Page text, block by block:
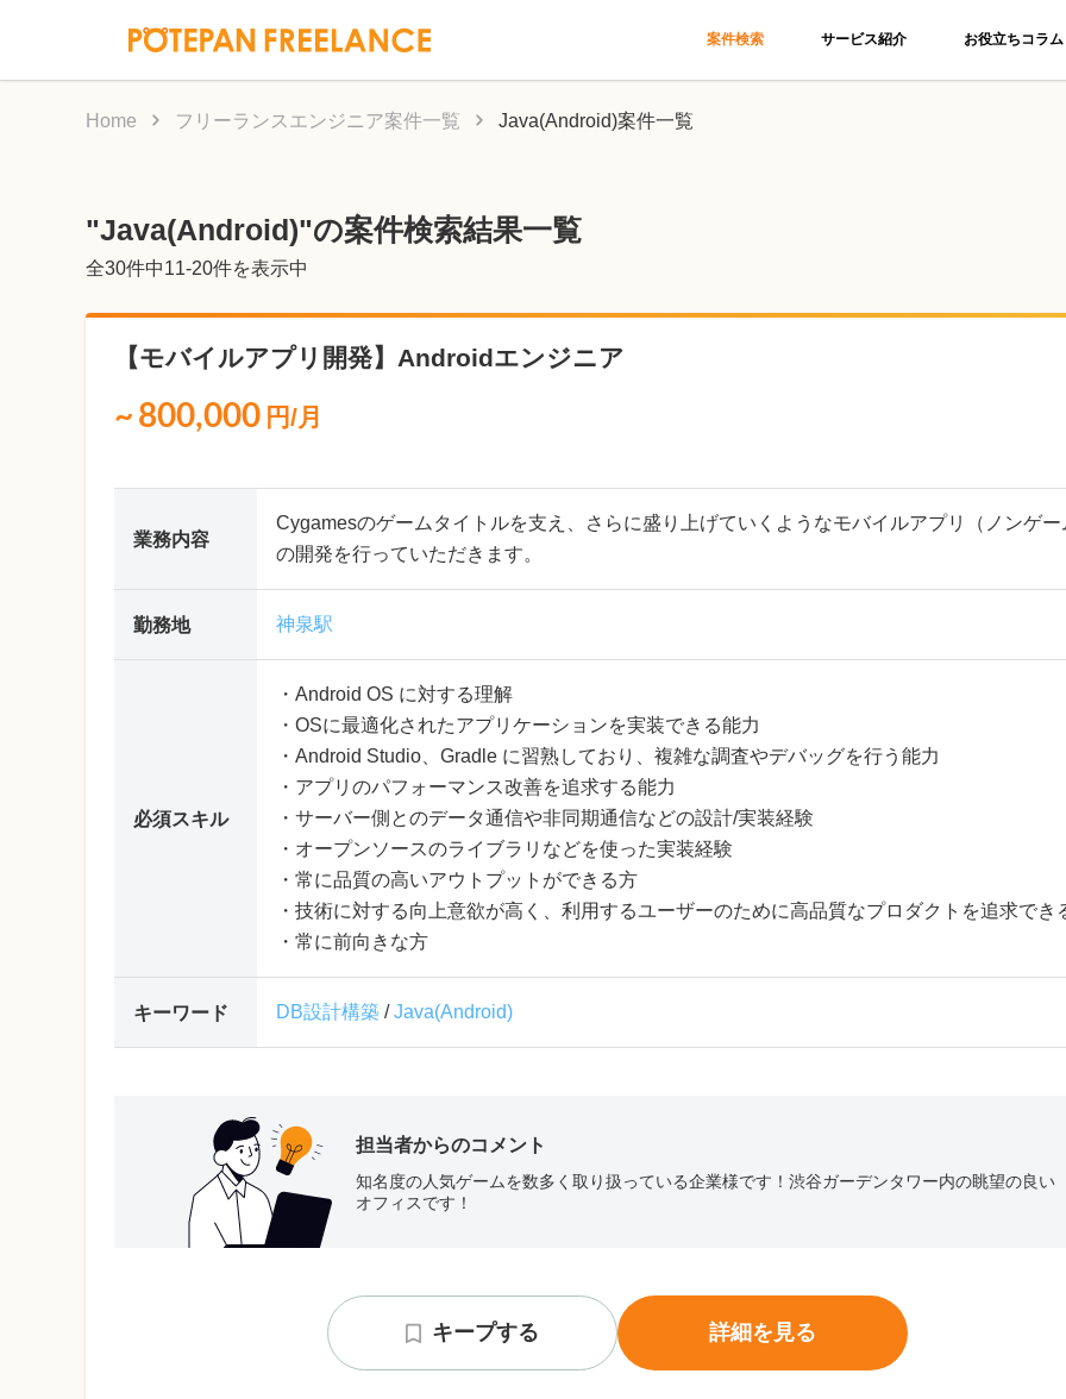
案件検索 サービス紹介 お役立ちコラム
Home フリーランスエンジニア案件一覧 Java(Android)案件一覧
"Java(Android)"の案件検索結果一覧
全30件中11-20件を表示中
【モバイルアプリ開発】Androidエンジニア
~ 800,000 円/月
業務内容
Cygamesのゲームタイトルを支え、さらに盛り上げていくようなモバイルアプリ（ノンゲー
の開発を行っていただきます。
勤務地 神泉駅
必須スキル
・Android OS に対する理解
・OSに最適化されたアプリケーションを実装できる能力
・Android Studio、Gradle に習熟しており、複雑な調査やデバッグを行う能力
・アプリのパフォーマンス改善を追求する能力
・サーバー側とのデータ通信や非同期通信などの設計/実装経験
・オープンソースのライブラリなどを使った実装経験
・常に品質の高いアウトプットができる方
・技術に対する向上意欲が高く、利用するユーザーのために高品質なプロダクトを追求でき
・常に前向きな方
キーワード DB設計構築 /Java(Android)
担当者からのコメント
知名度の人気ゲームを数多く取り扱っている企業様です！渋谷ガーデンタワー内の眺望の良い
オフィスです！
キープする 詳細を見る